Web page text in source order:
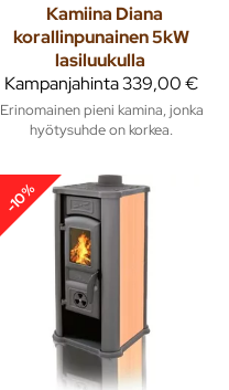
Kamiina Diana
korallinpunainen 5kW
lasiluukulla
Kampanjahinta339,00 €
Erinomainen pieni kamina, jonka
hyötysuhde on korkea.
-10%